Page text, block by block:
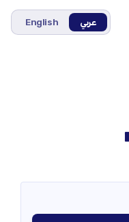
عربي English